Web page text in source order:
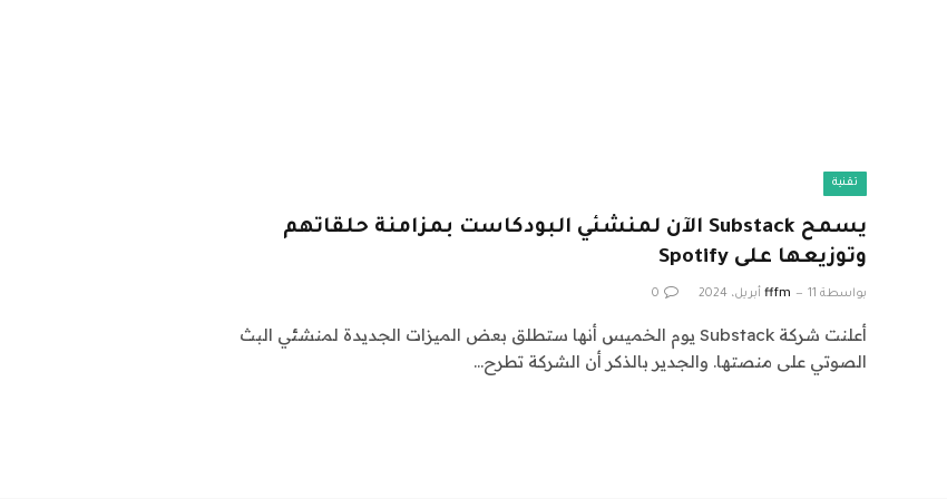
تقنية
يسمح Substack الآن لمنشئي البودكاست بمزامنة حلقاتهم
وتوزيعها على Spotify
بواسطة fffm 11 أبريل، 2024 0
أعلنت شركة Substack يوم الخميس أنها ستطلق بعض الميزات الجديدة لمنشئي البث
الصوتي على منصتها. والجدير بالذكر أن الشركة تطرح…